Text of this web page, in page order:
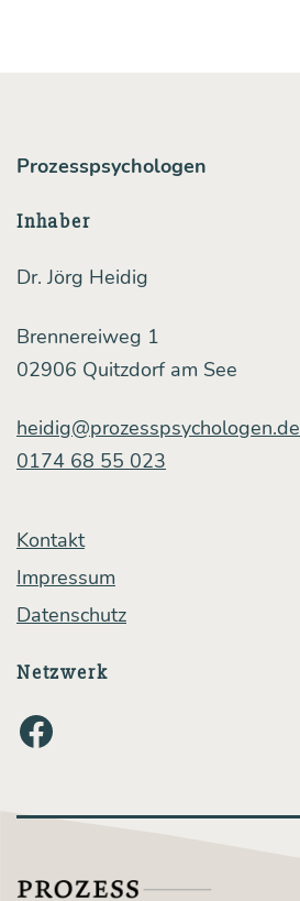
Prozesspsychologen
Inhaber
Dr. Jörg Heidig
Brennereiweg 1
02906 Quitzdorf am See
heidig@prozesspsychologen.de
0174 68 55 023
Kontakt
Impressum
Datenschutz
Netzwerk
Facebook